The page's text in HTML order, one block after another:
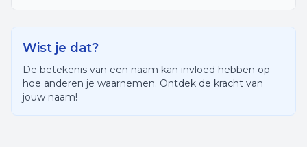
Wist je dat?
De betekenis van een naam kan invloed hebben op
hoe anderen je waarnemen. Ontdek de kracht van
jouw naam!